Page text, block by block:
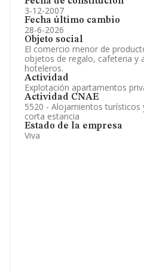
3-12-2007
Fecha último cambio
28-6-2026
Objeto social
El comercio menor de
objetos de regalo, cafeteria y
hoteleros.
Actividad
Explotación apartamentos
Actividad CNAE
5520 - Alojamientos
corta estancia
Estado de la empresa
Viva